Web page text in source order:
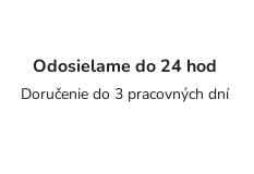
Odosielame do 24 hod
Doručenie do 3 pracovných dní